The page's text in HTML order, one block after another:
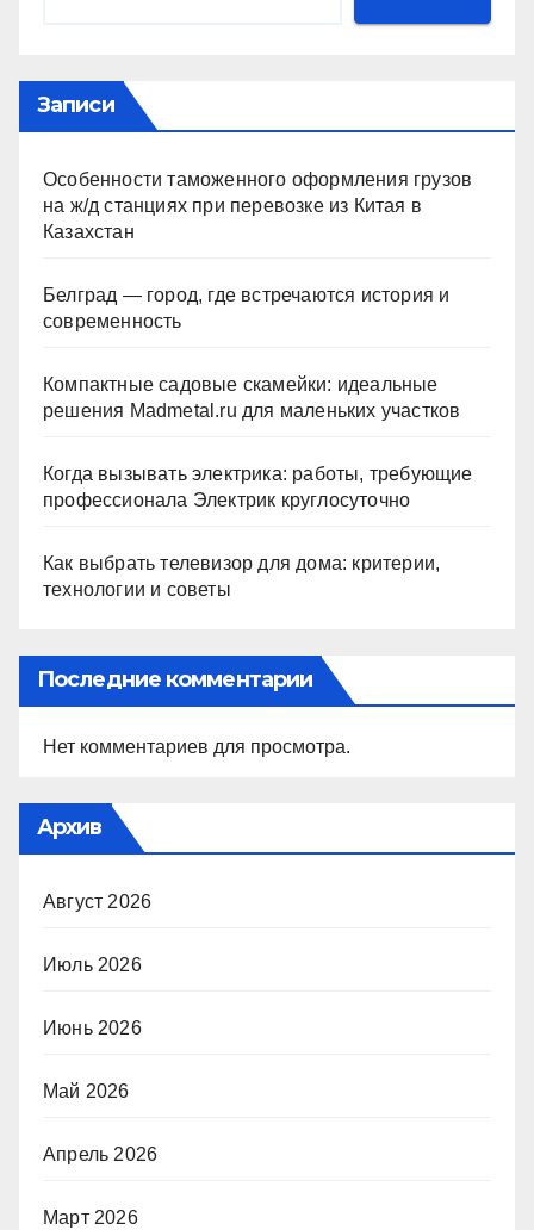
Записи
Особенности таможенного оформления грузов
на ж/д станциях при перевозке из Китая в
Казахстан
Белград — город, где встречаются история и
современность
Компактные садовые скамейки: идеальные
решения Madmetal.ru для маленьких участков
Когда вызывать электрика: работы, требующие
профессионала Электрик круглосуточно
Как выбрать телевизор для дома: критерии,
технологии и советы
Последние комментарии
Нет комментариев для просмотра.
Архив
Август 2026
Июль 2026
Июнь 2026
Май 2026
Апрель 2026
Март 2026